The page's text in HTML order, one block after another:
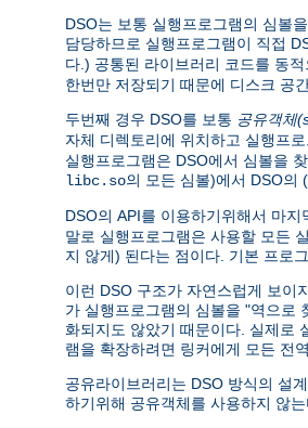
DSO는 보통 실행프로그램의 심볼
담당하므로 실행프로그램이 직접
다.) 공통된 라이브러리 코드를 동
한번만 저장되기 때문에 디스크 공
두번째 경우 DSO를 보통 공유객체
자체 디렉토리에 위치하고 실행프
실행프로그램은 DSO에서 심볼을
libc.so의 모든 심볼)에서 DSO의
DSO의 API를 이용하기위해서 마지
말로 실행프로그램은 사용할 모든
지 않게) 된다는 점이다. 기본 프로
이런 DSO 구조가 자연스럽게 보이
가 실행프로그램의 심볼을 "역으로
화되지도 않았기 때문이다. 실제로
램을 확장하려면 링커에게 모든 전
공유라이브러리는 DSO 방식의 설
하기위해 공유객체를 사용하지 않는